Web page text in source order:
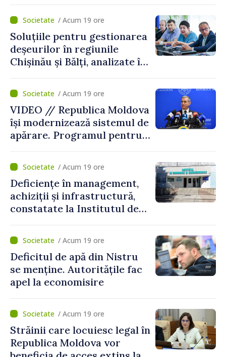
/ Acum 19 ore
Soluțiile pentru gestionarea
deșeurilor în regiunile
Chișinău și Bălți, analizate în
/ Acum 19 ore
VIDEO // Republica Moldova
își modernizează sistemul de
apărare. Programul pentru
de Guvern. Anatolie Nosatîi:
„În contextul actual de
securitate, implementarea
Programului Strategiei
Naționale de Apărare
pentru consolidarea
capacităților de apărare ale
statului”
/ Acum 19 ore
Deficiențe în management,
achiziții și infrastructură,
constatate la Institutul de
Neurochirurgie „Diomid
Gherman”. Ministerul
Sănătății cere un plan de
remediere
/ Acum 19 ore
Deficitul de apă din Nistru
se menține. Autoritățile fac
apel la economisire
/ Acum 19 ore
Străinii care locuiesc legal în
Republica Moldova vor